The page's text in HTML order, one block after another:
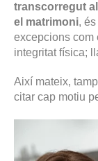
transcorregut
el matrimoni,
excepcions com
integritat física;
Així mateix,
citar cap motiu